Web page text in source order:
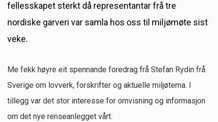
fellesskapet sterkt då representantar frå tre
nordiske garveri var samla hos oss til miljømøte sist
veke.
Me fekk høyre eit spennande foredrag frå Stefan Rydin frå
Sverige om lovverk, forskrifter og aktuelle miljøtema. I
tillegg var det stor interesse for omvisning og informasjon
om det nye renseanlegget vårt.